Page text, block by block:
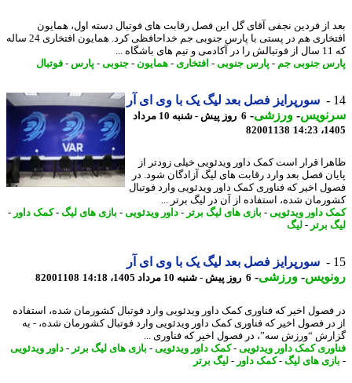
از فردین نجفی آقای گل این فصل رقابت های فوتبال دسته اول، همایون
افتخاری هم در پستی با پارس جنوبی جم خداحافظی کرد. همایون افتخاری 24 ساله
جنوبی جم-پارس جنوبی-افتخاری- همایون-جنوبی-پارس-فوتبال
سورپرایز فصل بعد لیگ یک با وی ای آر
-ورزشی-
6 روز پیش - شنبه 10 مرداد
82001138
قرار است کمک داور ویدئویی خیلی زودتر از
فصل بعد وارد رقابت های لیگ آزادگان شود. در
اخیر که فناوری کمک داور ویدئویی وارد فوتبال
شده، استفاده از آن در لیگ برتر ...
داور ویدئویی-بازی های لیگ برتر - داور ویدئویی-بازی های لیگ-کمک داور -
برتر - لیگ
سورپرایز فصل بعد لیگ یک با وی ای آر
-ورزشی-6 روز پیش - شنبه 10 مرداد 1405، 14:18 82001108
اخیر که فناوری کمک داور ویدئویی وارد فوتبال کشورمان شده، استفاده
فصول اخیر که فناوری کمک داور ویدئویی وارد فوتبال کشورمان شده، - به
“ورزش سه”، در فصول اخیر که فناوری ...
کمک داور ویدئویی-کمک داور ویدئویی-بازی های لیگ برتر - داور ویدئویی
های لیگ-کمک داور - لیگ برتر